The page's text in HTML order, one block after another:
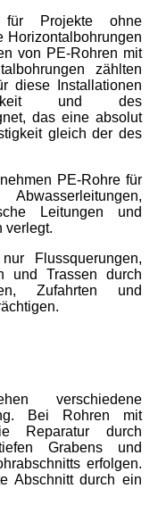
Projekte ohne
Horizontalbohrungen
von PE-Rohren mit
zählten
diese Installationen
und des
das eine absolut
gleich der des
PE-Rohre für
Leitungen und
verlegt.
Flussquerungen,
und Trassen durch
Zufahrten und
verschiedene
Bei Rohren mit
Reparatur durch
Grabens und
erfolgen.
Abschnitt durch ein